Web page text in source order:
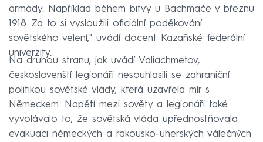
armády. Například během bitvy u Bachmače v březnu
1918. Za to si vysloužili oficiální poděkování
sovětského velení," uvádí docent Kazaňské federální
univerzity.
Na druhou stranu, jak uvádí Valiachmetov,
českoslovenští legionáři nesouhlasili se zahraniční
politikou sovětské vlády, která uzavřela mír s
Německem. Napětí mezi sověty a legionáři také
vyvolávalo to, že sovětská vláda upřednostňovala
evakuaci německých a rakousko-uherských válečných